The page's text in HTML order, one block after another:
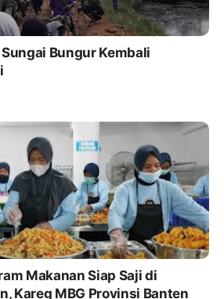
Bungur Kembali
Makanan Siap Saji di
Kareg MBG Provinsi Banten